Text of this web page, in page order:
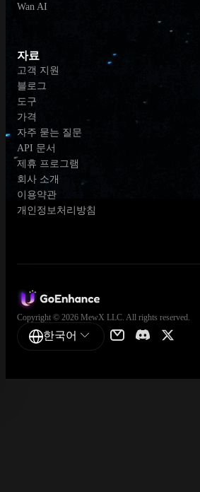
Wan AI
자료
고객 지원
블로그
도구
가격
자주 묻는 질문
API 문서
제휴 프로그램
회사 소개
이용약관
개인정보처리방침
Copyright © 2026 MewX LLC. All rights reserved.
한국어